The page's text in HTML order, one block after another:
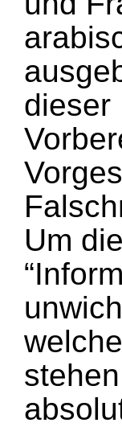
dieser
Um